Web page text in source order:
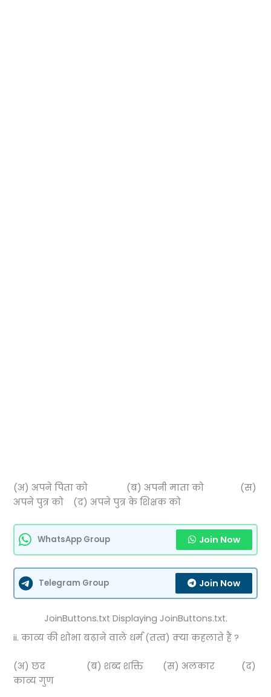
(अ) अपने पिता को (ब) अपनी माता को (स)
अपने पुत्र को (द) अपने पुत्र के शिक्षक को
WhatsApp Group Join Now
Telegram Group Join Now
JoinButtons.txt Displaying JoinButtons.txt.
ii. काव्य की शोभा बढ़ाने वाले धर्म (तत्व) क्या कहलाते हैं ?
(अ) छंद (ब) शब्द शक्ति (स) अलंकार (द)
काव्य गुण